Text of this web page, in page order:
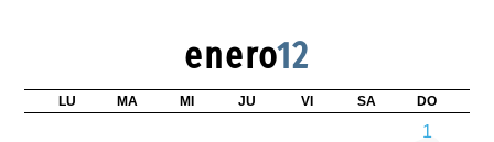
enero12
LU MA MI JU VI SA DO
1